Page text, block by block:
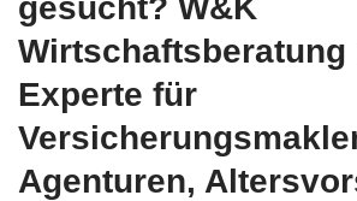
gesucht? W&K
Wirtschaftsberatung
Experte für
Agenturen,